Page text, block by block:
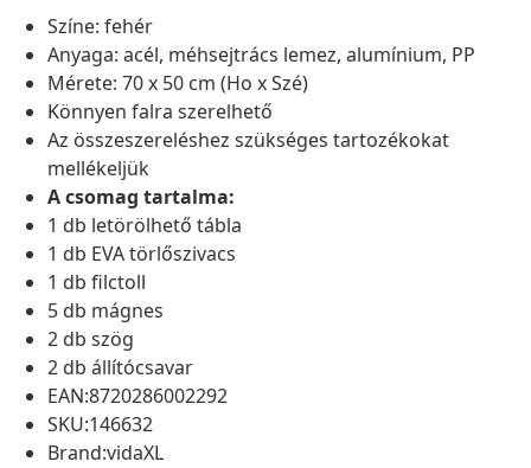
Színe: fehér
Anyaga: acél, méhsejtrács lemez, alumínium, PP
Mérete: 70 x 50 cm (Ho x Szé)
Könnyen falra szerelhető
Az összeszereléshez szükséges tartozékokat
mellékeljük
A csomag tartalma:
1 db letörölhető tábla
1 db EVA törlőszivacs
1 db filctoll
5 db mágnes
2 db szög
2 db állítócsavar
EAN:8720286002292
SKU:146632
Brand:vidaXL